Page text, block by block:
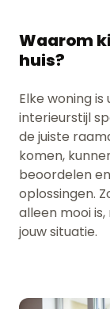
Waarom
huis?
Elke woning
interieurstijl
de juiste
komen,
beoordelen
oplossingen.
alleen mooi
jouw situatie.